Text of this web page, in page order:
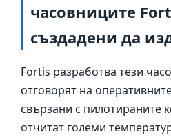
часовниците
създадени да
Fortis разработва тези
отговорят на
свързани с пилотираните
отчитат големи